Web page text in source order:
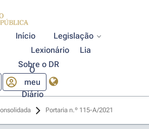
Início
Legislação
Lexionário
Lia
Sobre o DR
O
meu
Diário
Portaria n.º 115-A/2021